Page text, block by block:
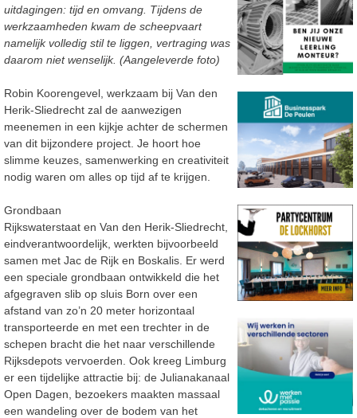
uitdagingen: tijd en omvang. Tijdens de
werkzaamheden kwam de scheepvaart
namelijk volledig stil te liggen, vertraging was
daarom niet wenselijk. (Aangeleverde foto)
Robin Koorengevel, werkzaam bij Van den
Herik-Sliedrecht zal de aanwezigen
meenemen in een kijkje achter de schermen
van dit bijzondere project. Je hoort hoe
slimme keuzes, samenwerking en creativiteit
nodig waren om alles op tijd af te krijgen.
Grondbaan
Rijkswaterstaat en Van den Herik-Sliedrecht,
eindverantwoordelijk, werkten bijvoorbeeld
samen met Jac de Rijk en Boskalis. Er werd
een speciale grondbaan ontwikkeld die het
afgegraven slib op sluis Born over een
afstand van zo’n 20 meter horizontaal
transporteerde en met een trechter in de
schepen bracht die het naar verschillende
Rijksdepots vervoerden. Ook kreeg Limburg
er een tijdelijke attractie bij: de Julianakanaal
Open Dagen, bezoekers maakten massaal
een wandeling over de bodem van het